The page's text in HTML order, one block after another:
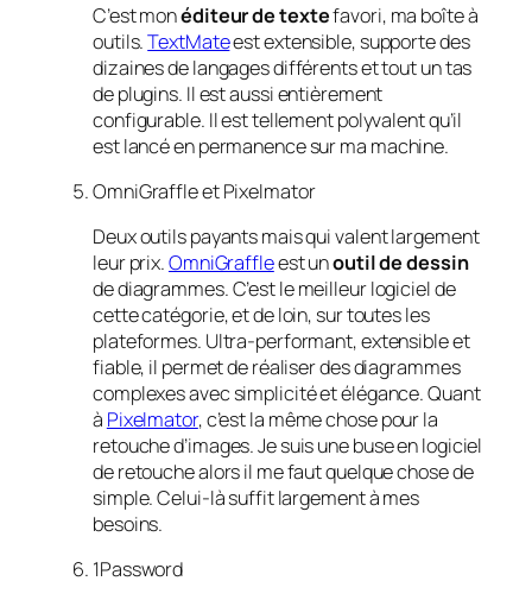
C’est monéditeur de textefavori, ma boîte à
outils.TextMateest extensible, supporte des
dizaines de langages différents et tout un tas
de plugins. Il est aussi entièrement
configurable. Il est tellement polyvalent qu’il
est lancé en permanence sur ma machine.
OmniGraffle et Pixelmator
Deux outils payants mais qui valent largement
leur prix.OmniGraffleest unoutil de dessin
de diagrammes. C’est le meilleur logiciel de
cette catégorie, et de loin, sur toutes les
plateformes. Ultra-performant, extensible et
fiable, il permet de réaliser des diagrammes
complexes avec simplicité et élégance. Quant
à Pixelmator, c’est la même chose pour la
retouche d’images. Je suis une buse en logiciel
de retouche alors il me faut quelque chose de
simple. Celui-là suffit largement à mes
besoins.
1Password